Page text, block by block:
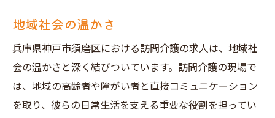
地域社会の温かさ
兵庫県神戸市須磨区における訪問介護の求人は、地域社
会の温かさと深く結びついています。訪問介護の現場で
は、地域の高齢者や障がい者と直接コミュニケーション
を取り、彼らの日常生活を支える重要な役割を担ってい